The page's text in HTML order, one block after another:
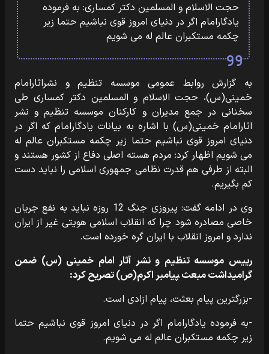
حجت الاسلام و المسلمین دکتر کمساری: به فرموده
یادگارامام اگر در دنیای امروز قوی نباشیم حتما زیر
چکمه مستکبران عالم له می شویم
به گزارش روابط عمومی موسسه تنظیم و نشراثارامام
خمینی(س)، حجت الاسلام و المسلمین دکتر کمساری طی
سخنانی در جمع مدیران و کارکنان موسسه تنظیم و نشر
اثارامام خمینی(س) با اشاره به بیانات یادگارامام که اگر در
دنیای امروز قوی نباشیم حتما زیر چکمه مستکبران عالم له
می شویم اظهار کرد: مردم هسته اصلی دفاع از کشور هستند و
البته از طرفی هم قدرت نظامی جمهوری اسلامی را نباید دست
کم بگیریم.
وی در ادامه گفت: پیروزی جنگ 12 روزه نباید به نفع جریان
خاصی مصادره شود چرا که انقلاب اسلامی هویتی غیر از ایران
ندارد و امروز انقلاب با ایران گره خورده است.
رییس موسسه تنظیم و نشر آثار امام خمینی (س) ضمن
گرامیداشت مبعث ‍‍‍‍‍‍‍‍‍‍‍‍‍‍‍‍‍‍‍پیامبر اکرم(ص) تصریح کرد:
-بزرگترین پیام بعثت، پیام ازادی است.
-به فرموده یادگارامام اگر در دنیای امروز قوی نباشیم حتما
زیر چکمه مستکبران عالم له می شویم.